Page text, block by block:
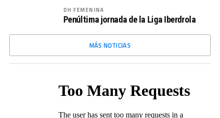
DH FEMENINA
Penúltima jornada de la Liga Iberdrola
MÁS NOTICIAS